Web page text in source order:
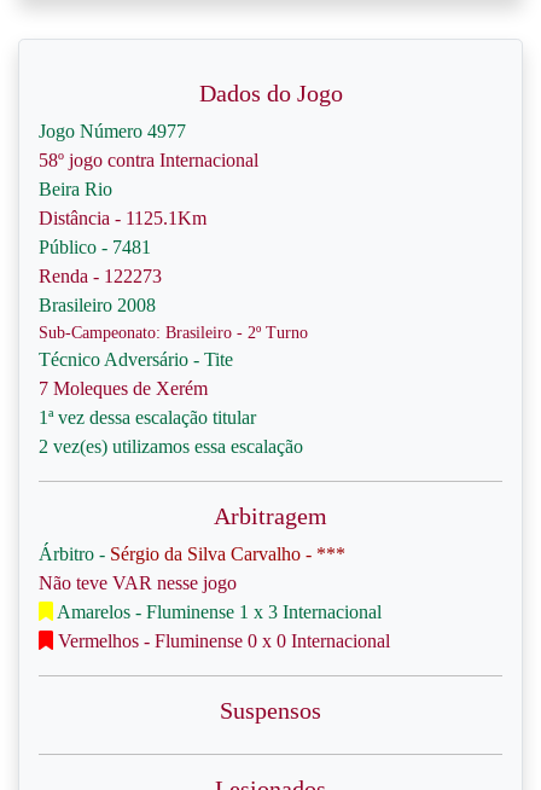
Dados do Jogo
Jogo Número 4977
58º jogo contra Internacional
Beira Rio
Distância - 1125.1Km
Público - 7481
Renda - 122273
Brasileiro 2008
Sub-Campeonato: Brasileiro - 2º Turno
Técnico Adversário - Tite
7 Moleques de Xerém
1ª vez dessa escalação titular
2 vez(es) utilizamos essa escalação
Arbitragem
Árbitro - Sérgio da Silva Carvalho - ***
Não teve VAR nesse jogo
Amarelos - Fluminense 1 x 3 Internacional
Vermelhos - Fluminense 0 x 0 Internacional
Suspensos